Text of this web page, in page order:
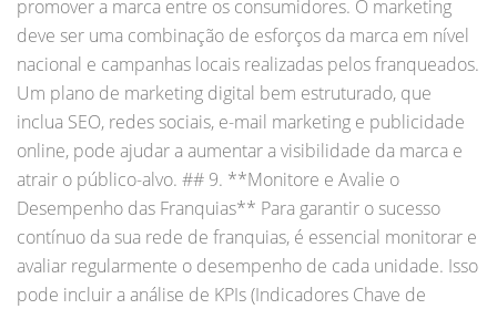
promover a marca entre os consumidores. O marketing
deve ser uma combinação de esforços da marca em nível
nacional e campanhas locais realizadas pelos franqueados.
Um plano de marketing digital bem estruturado, que
inclua SEO, redes sociais, e-mail marketing e publicidade
online, pode ajudar a aumentar a visibilidade da marca e
atrair o público-alvo. ## 9. **Monitore e Avalie o
Desempenho das Franquias** Para garantir o sucesso
contínuo da sua rede de franquias, é essencial monitorar e
avaliar regularmente o desempenho de cada unidade. Isso
pode incluir a análise de KPIs (Indicadores Chave de